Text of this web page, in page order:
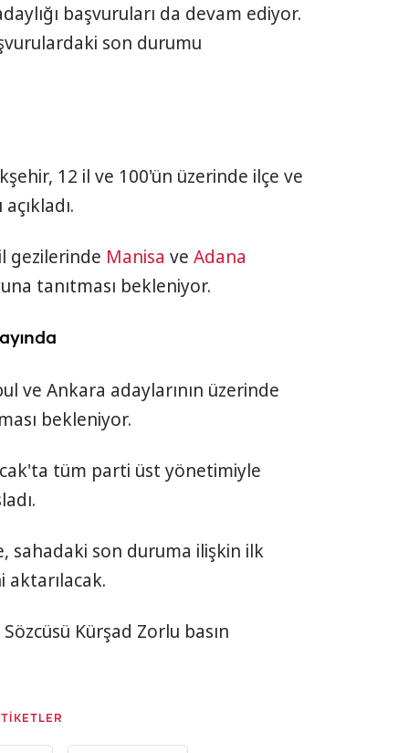
başvuruları da devam ediyor.
son durumu
12 il ve 100'ün üzerinde ilçe ve
gezilerinde Manisa ve Adana
tanıtması bekleniyor.
ve Ankara adaylarının üzerinde
bekleniyor.
tüm parti üst yönetimiyle
sahadaki son duruma ilişkin ilk
Kürşad Zorlu basın